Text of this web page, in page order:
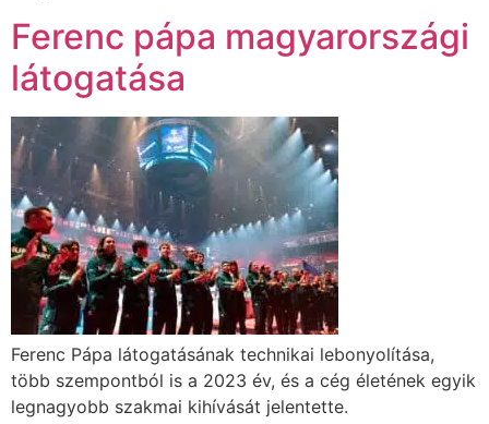
Ferenc pápa magyarországi
látogatása
Ferenc Pápa látogatásának technikai lebonyolítása,
több szempontból is a 2023 év, és a cég életének egyik
legnagyobb szakmai kihívását jelentette.